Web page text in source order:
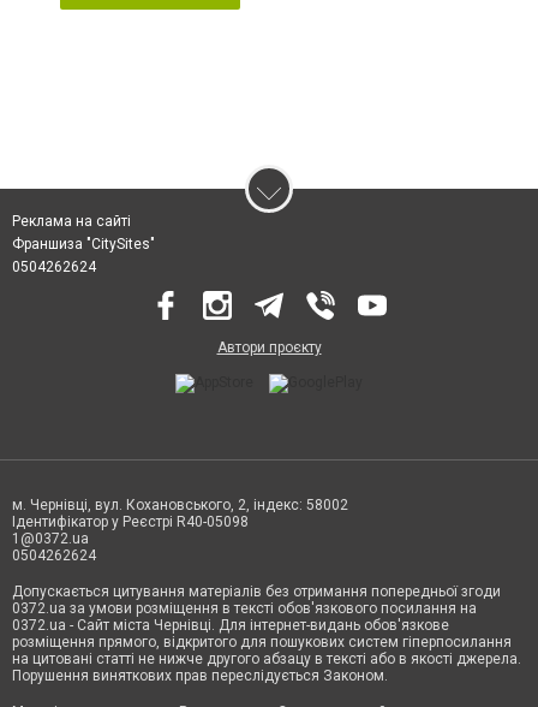
Реклама на сайті
Франшиза "CitySites"
0504262624
Автори проєкту
м. Чернівці, вул. Кохановського, 2, індекс: 58002
Ідентифікатор у Реєстрі R40-05098
1@0372.ua
0504262624
Допускається цитування матеріалів без отримання попередньої згоди
0372.ua за умови розміщення в тексті обов'язкового посилання на
0372.ua - Сайт міста Чернівці. Для інтернет-видань обов'язкове
розміщення прямого, відкритого для пошукових систем гіперпосилання
на цитовані статті не нижче другого абзацу в тексті або в якості джерела.
Порушення виняткових прав переслідується Законом.